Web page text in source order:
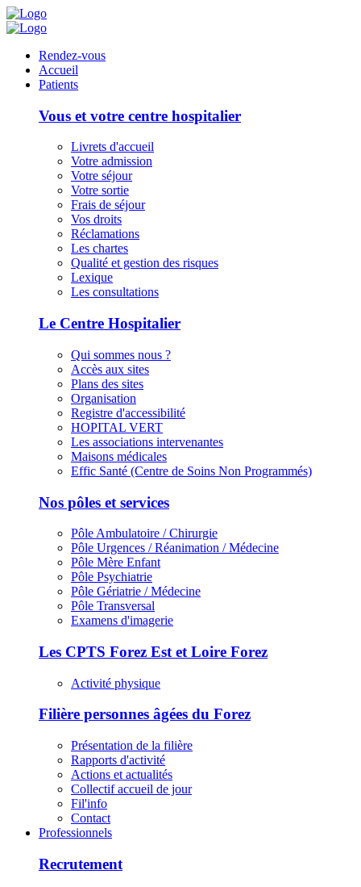
Rendez-vous
Accueil
Patients
Vous et votre centre hospitalier
Livrets d'accueil
Votre admission
Votre séjour
Votre sortie
Frais de séjour
Vos droits
Réclamations
Les chartes
Qualité et gestion des risques
Lexique
Les consultations
Le Centre Hospitalier
Qui sommes nous ?
Accès aux sites
Plans des sites
Organisation
Registre d'accessibilité
HOPITAL VERT
Les associations intervenantes
Maisons médicales
Effic Santé (Centre de Soins Non Programmés)
Nos pôles et services
Pôle Ambulatoire / Chirurgie
Pôle Urgences / Réanimation / Médecine
Pôle Mère Enfant
Pôle Psychiatrie
Pôle Gériatrie / Médecine
Pôle Transversal
Examens d'imagerie
Les CPTS Forez Est et Loire Forez
Activité physique
Filière personnes âgées du Forez
Présentation de la filière
Rapports d'activité
Actions et actualités
Collectif accueil de jour
Fil'info
Contact
Professionnels
Recrutement
Panneau de gestion des cookies